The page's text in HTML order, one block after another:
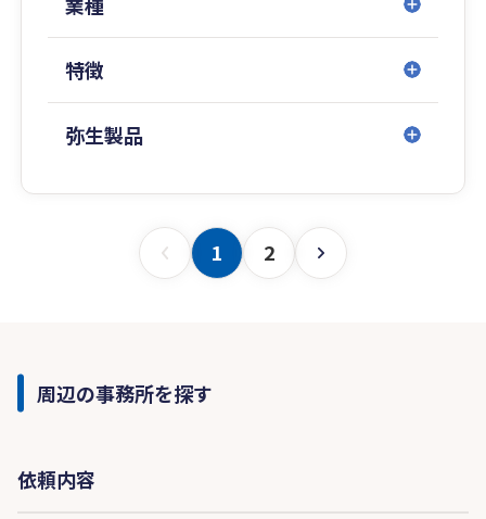
特徴
弥生製品
1 2
周辺の事務所を探す
依頼内容